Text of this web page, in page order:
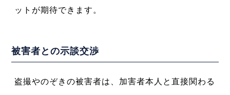
ットが期待できます。
被害者との示談交渉
盗撮やのぞきの被害者は、加害者本人と直接関わる